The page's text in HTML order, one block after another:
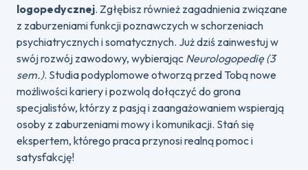
logopedycznej. Zgłębisz również zagadnienia związane
z zaburzeniami funkcji poznawczych w schorzeniach
psychiatrycznych i somatycznych. Już dziś zainwestuj w
swój rozwój zawodowy, wybierając Neurologopedię (3
sem.). Studia podyplomowe otworzą przed Tobą nowe
możliwości kariery i pozwolą dołączyć do grona
specjalistów, którzy z pasją i zaangażowaniem wspierają
osoby z zaburzeniami mowy i komunikacji. Stań się
ekspertem, którego praca przynosi realną pomoc i
satysfakcję!